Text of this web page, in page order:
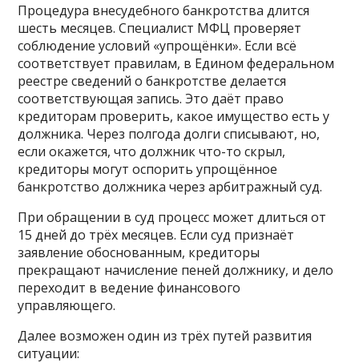
Процедура внесудебного банкротства длится
шесть месяцев. Специалист МФЦ проверяет
соблюдение условий «упрощёнки». Если всё
соответствует правилам, в Едином федеральном
реестре сведений о банкротстве делается
соответствующая запись. Это даёт право
кредиторам проверить, какое имущество есть у
должника. Через полгода долги списывают, но,
если окажется, что должник что-то скрыл,
кредиторы могут оспорить упрощённое
банкротство должника через арбитражный суд.
При обращении в суд процесс может длиться от
15 дней до трёх месяцев. Если суд признаёт
заявление обоснованным, кредиторы
прекращают начисление пеней должнику, и дело
переходит в ведение финансового
управляющего.
Далее возможен один из трёх путей развития
ситуации: